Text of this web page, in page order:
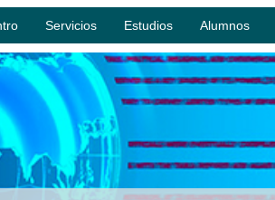
Servicios Estudios Alumnos